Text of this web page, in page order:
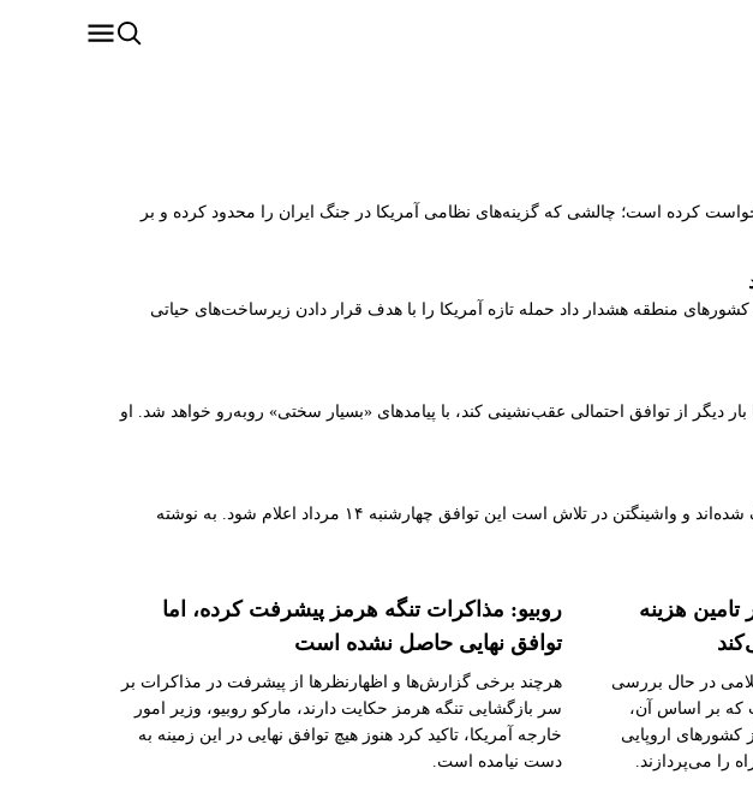
کرده است؛ چالشی که گزینه‌های نظامی آمریکا در جنگ ایران را محدود کرده و بر
منطقه هشدار داد حمله تازه آمریکا را با هدف قرار دادن زیرساخت‌های حیاتی
دیگر از توافق احتمالی عقب‌نشینی کند، با پیامدهای «بسیار سختی» روبه‌رو خواهد شد. او
اکسیوس گزارش داد «آمریکا، ایران و عمان» به دستیابی به یک توافق موقت برای بازگشایی تنگه هرمز نزدیک شده‌اند و واشینگتن در تلاش است این توافق چهارشنبه ۱۴ مرداد اعلام شود. به نوشته
هزینه
در حال بررسی
که بر اساس آن،
اروپایی
را می‌پردازند.
روبیو: مذاکرات تنگه هرمز پیشرفت کرده، اما
توافق نهایی حاصل نشده است
هرچند برخی گزارش‌ها و اظهارنظرها از پیشرفت در مذاکرات بر
سر بازگشایی تنگه هرمز حکایت دارند، مارکو روبیو، وزیر امور
خارجه آمریکا، تاکید کرد هنوز هیچ توافق نهایی در این زمینه به
دست نیامده است.